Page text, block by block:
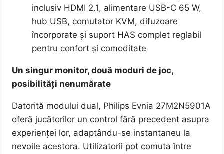
inclusiv HDMI 2.1, alimentare USB-C 65 W,
hub USB, comutator KVM, difuzoare
încorporate și suport HAS complet reglabil
pentru confort și comoditate
Un singur monitor, două moduri de joc,
posibilități nenumărate
Datorită modului dual, Philips Evnia 27M2N5901A
oferă jucătorilor un control fără precedent asupra
experienței lor, adaptându-se instantaneu la
nevoile acestora. Utilizatorii pot comuta între